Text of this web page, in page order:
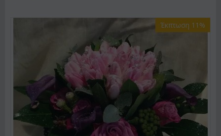
Έκπτωση 11%